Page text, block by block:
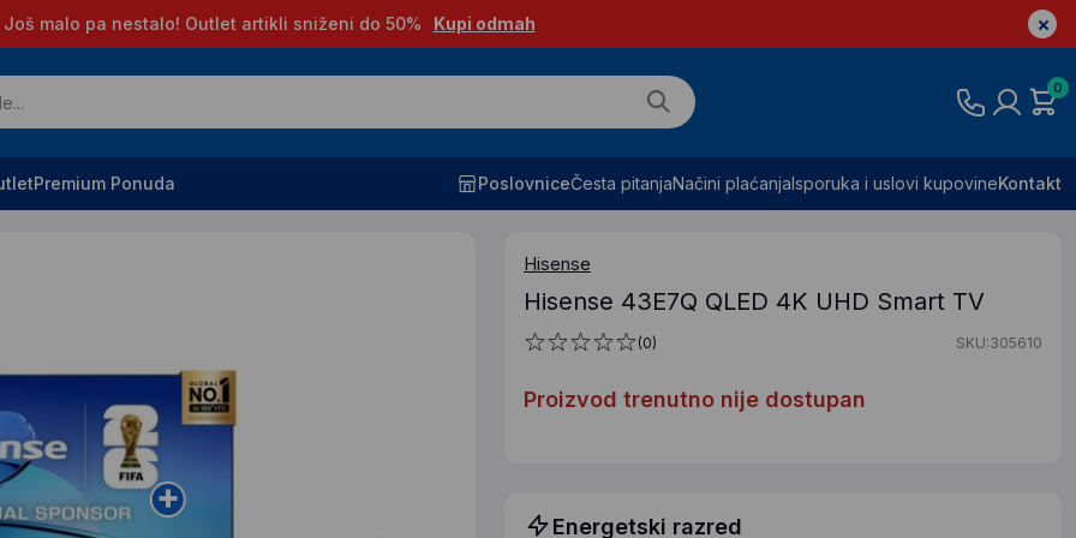
Još malo pa nestalo! Outlet artikli sniženi do 50% Kupi odmah
0
Premium Ponuda PoslovniceČesta pitanjaNačini plaćanjaIsporuka i uslovi kupovineKontakt
Hisense
Hisense 43E7Q QLED 4K UHD Smart TV
(0) SKU:305610
Proizvod trenutno nije dostupan
Energetski razred